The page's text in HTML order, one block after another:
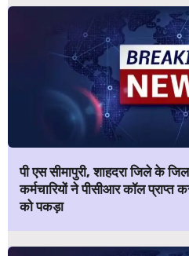
पी एस सीमापुरी, शाहदरा जिले के
कर्मचारियों ने पीसीआर कॉल
को पकड़ा